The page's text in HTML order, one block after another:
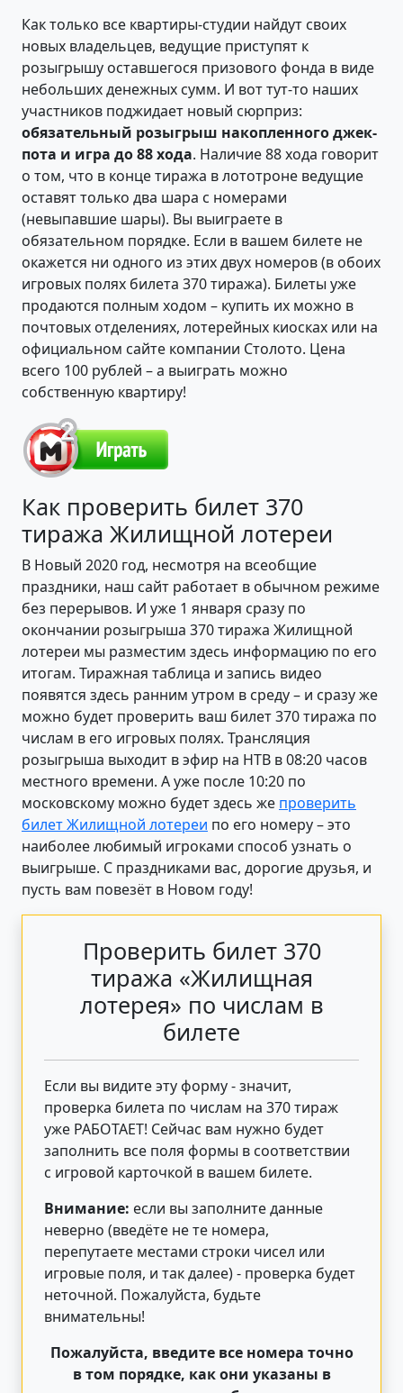
Как только все квартиры-студии найдут своих
новых владельцев, ведущие приступят к
розыгрышу оставшегося призового фонда в виде
небольших денежных сумм. И вот тут-то наших
участников поджидает новый сюрприз:
обязательный розыгрыш накопленного джек-
пота и игра до 88 хода. Наличие 88 хода говорит
о том, что в конце тиража в лототроне ведущие
оставят только два шара с номерами
(невыпавшие шары). Вы выиграете в
обязательном порядке. Если в вашем билете не
окажется ни одного из этих двух номеров (в обоих
игровых полях билета 370 тиража). Билеты уже
продаются полным ходом – купить их можно в
почтовых отделениях, лотерейных киосках или на
официальном сайте компании Столото. Цена
всего 100 рублей – а выиграть можно
собственную квартиру!
Как проверить билет 370
тиража Жилищной лотереи
В Новый 2020 год, несмотря на всеобщие
праздники, наш сайт работает в обычном режиме
без перерывов. И уже 1 января сразу по
окончании розыгрыша 370 тиража Жилищной
лотереи мы разместим здесь информацию по его
итогам. Тиражная таблица и запись видео
появятся здесь ранним утром в среду – и сразу же
можно будет проверить ваш билет 370 тиража по
числам в его игровых полях. Трансляция
розыгрыша выходит в эфир на НТВ в 08:20 часов
местного времени. А уже после 10:20 по
московскому можно будет здесь же проверить
билет Жилищной лотереи по его номеру – это
наиболее любимый игроками способ узнать о
выигрыше. С праздниками вас, дорогие друзья, и
пусть вам повезёт в Новом году!
Проверить билет 370
тиража «Жилищная
лотерея» по числам в
билете
Если вы видите эту форму - значит,
проверка билета по числам на 370 тираж
уже РАБОТАЕТ! Сейчас вам нужно будет
заполнить все поля формы в соответствии
с игровой карточкой в вашем билете.
Внимание: если вы заполните данные
неверно (введёте не те номера,
перепутаете местами строки чисел или
игровые поля, и так далее) - проверка будет
неточной. Пожалуйста, будьте
внимательны!
Пожалуйста, введите все номера точно
в том порядке, как они указаны в